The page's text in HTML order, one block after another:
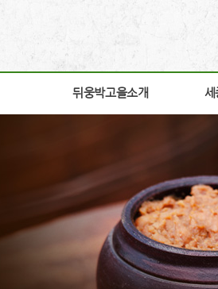
뒤웅박고을소개 세
뒤웅박고을소개 세
뒤웅박웹툰
찾아오시는길
학
자
열